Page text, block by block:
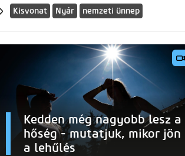
Kisvonat Nyár nemzeti ünnep
Kedden még nagyobb lesz a
hőség - mutatjuk, mikor jön
a lehűlés